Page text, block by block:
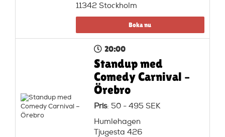
11342 Stockholm
Boka nu
20:00
Standup med
Comedy Carnival –
Örebro
Pris: 50 - 495 SEK
Humlehagen
Tjugesta 426